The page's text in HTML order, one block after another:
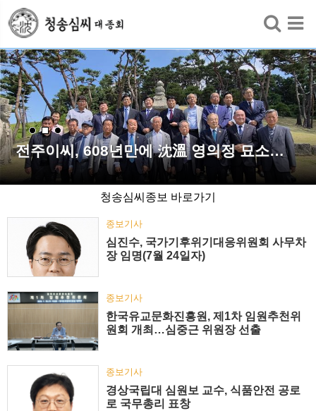
검색
전주이씨, 608년만에 沈溫 영의정 묘소…
청송심씨종보 바로가기
종보기사
심진수, 국가기후위기대응위원회 사무차
장 임명(7월 24일자)
종보기사
한국유교문화진흥원, 제1차 임원추천위
원회 개최…심중근 위원장 선출
종보기사
경상국립대 심원보 교수, 식품안전 공로
로 국무총리 표창